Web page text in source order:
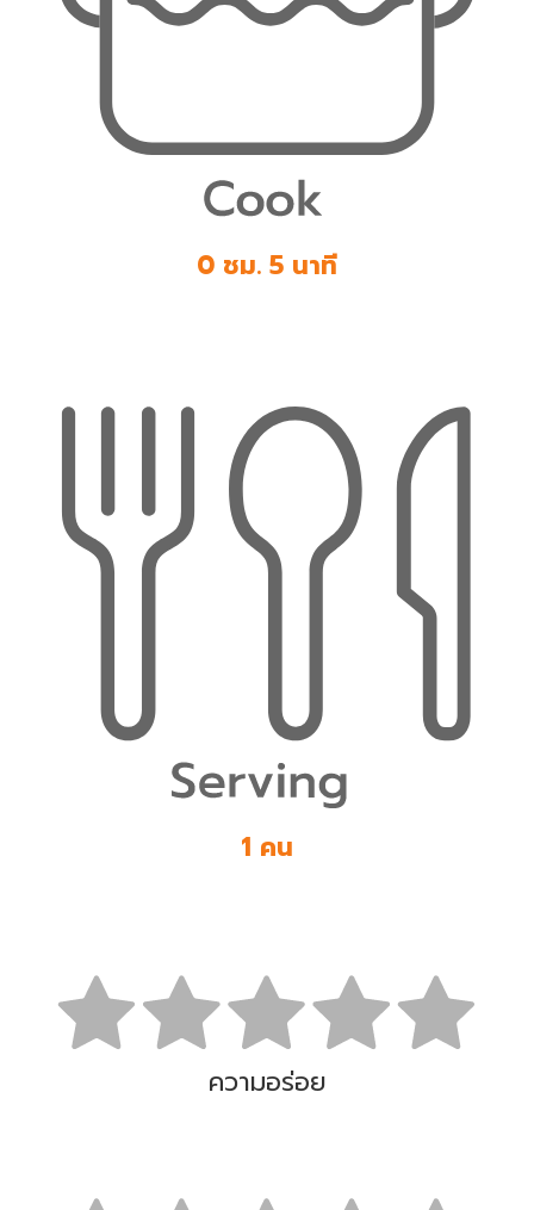
0 ชม. 5 นาที
1 คน
ความอร่อย